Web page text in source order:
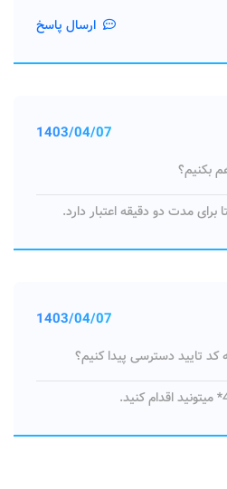
ارسال پاسخ
1403/04/07
بکنیم؟
برای مدت دو دقیقه اعتبار دارد.
1403/04/07
تایید دسترسی پیدا کنیم؟